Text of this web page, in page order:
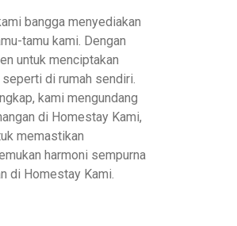
bangga menyediakan
tamu kami. Dengan
untuk menciptakan
seperti di rumah sendiri.
kami mengundang
di Homestay Kami,
memastikan
harmoni sempurna
di Homestay Kami.